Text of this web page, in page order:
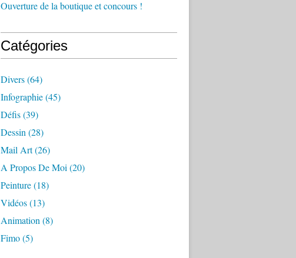
Ouverture de la boutique et concours !
Catégories
Divers(64)
Infographie(45)
Défis(39)
Dessin (28)
Mail Art(26)
A Propos De Moi (20)
Peinture(18)
Vidéos(13)
Animation (8)
Fimo(5)